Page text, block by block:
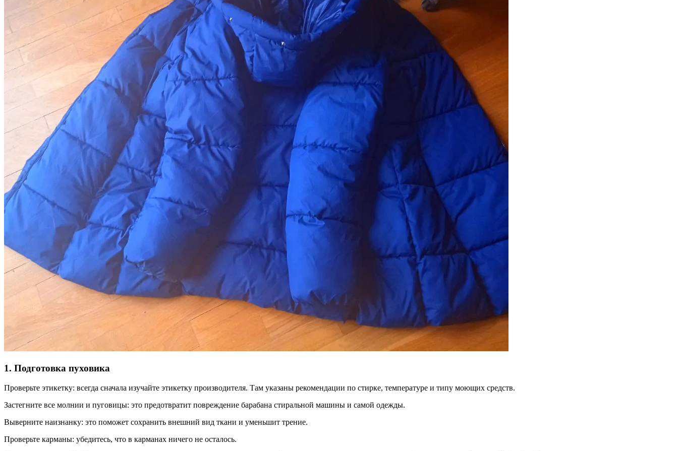
1. Подготовка пуховика
Проверьте этикетку: всегда сначала изучайте этикетку производителя. Там указаны рекомендации по стирке, температуре и типу моющих средств.
Застегните все молнии и пуговицы: это предотвратит повреждение барабана стиральной машины и самой одежды.
Выверните наизнанку: это поможет сохранить внешний вид ткани и уменьшит трение.
Проверьте карманы: убедитесь, что в карманах ничего не осталось.